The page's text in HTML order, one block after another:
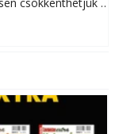
csökkenthetjük a